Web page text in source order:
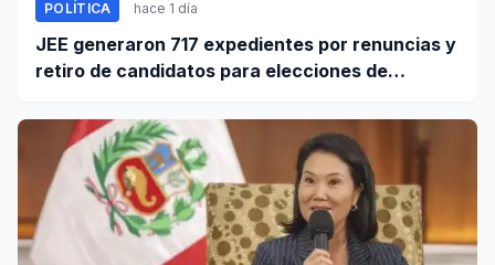
POLÍTICA hace 1 día
JEE generaron 717 expedientes por renuncias y
retiro de candidatos para elecciones de